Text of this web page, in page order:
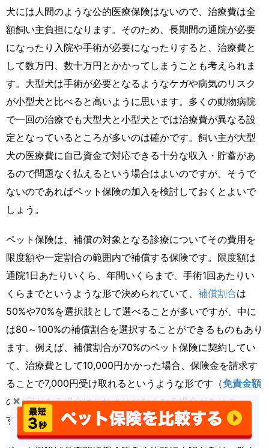
犬には人間のような公的医療保険はないので、治療費は全
額飼い主負担になります。そのため、長期間の通院が必要
になったり入院や手術が必要になったりすると、治療費と
して数万円、数十万円とかかってしまうことも考えられま
す。大型犬は手術が必要となるようなケガや病気のリスク
が小型犬と比べると高いように思います。多くの動物病院
で一回の治療でも大型犬と小型犬とでは治療費が異なる設
定となっているところが多いのは確かです。飼い主が大型
犬の医療費に自己資金で対応できる十分な収入・貯蓄があ
るので問題なく払えるという場合はよいのですが、そうで
ないのであればペット保険の加入を検討しておくとよいで
しょう。
ペット保険は、補償の対象となる診療についてその費用を
限度額や一定割合の範囲内で補償する保険です。限度額は
通院1日あたりいくら、年間いくらまで、手術1回あたりい
くらまでというような形で決められていて、 補償割合は
50%や70%を選択肢として選べることが多いですが、中に
は80～100%の補償割合を選択することができるものもあり
ます。例えば、補償割合が70%のペット保険に契約してい
て、治療費として10,000円かかった場合、保険金を請求す
ることで7,000円受け取れるというような形です（免責金額
の設定がある場合はこれより少なくなる場合がありま
す）。